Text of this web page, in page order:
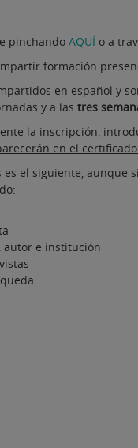
pinchandoAQUÍ o a
formación
en español y
y a lastres
la inscripción,
en el
es el siguiente,
autor e institución